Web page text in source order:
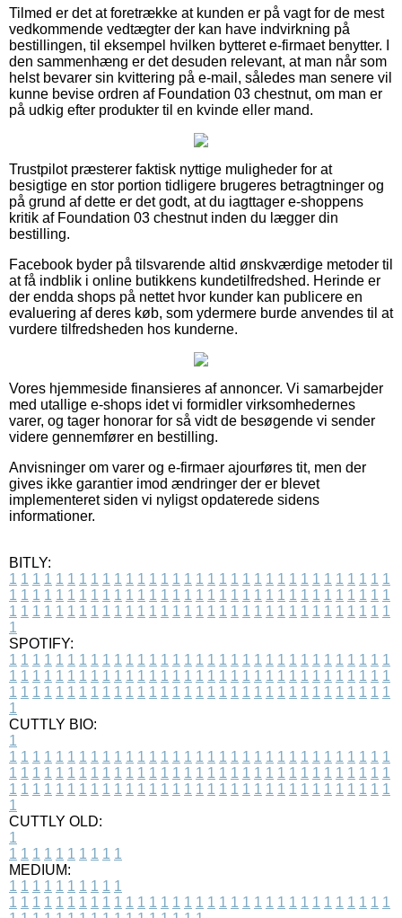
Tilmed er det at foretrække at kunden er på vagt for de mest
vedkommende vedtægter der kan have indvirkning på
bestillingen, til eksempel hvilken bytteret e-firmaet benytter. I
den sammenhæng er det desuden relevant, at man når som
helst bevarer sin kvittering på e-mail, således man senere vil
kunne bevise ordren af Foundation 03 chestnut, om man er
på udkig efter produkter til en kvinde eller mand.
Trustpilot præsterer faktisk nyttige muligheder for at
besigtige en stor portion tidligere brugeres betragtninger og
på grund af dette er det godt, at du iagttager e-shoppens
kritik af Foundation 03 chestnut inden du lægger din
bestilling.
Facebook byder på tilsvarende altid ønskværdige metoder til
at få indblik i online butikkens kundetilfredshed. Herinde er
der endda shops på nettet hvor kunder kan publicere en
evaluering af deres køb, som ydermere burde anvendes til at
vurdere tilfredsheden hos kunderne.
Vores hjemmeside finansieres af annoncer. Vi samarbejder
med utallige e-shops idet vi formidler virksomhedernes
varer, og tager honorar for så vidt de besøgende vi sender
videre gennemfører en bestilling.
Anvisninger om varer og e-firmaer ajourføres tit, men der
gives ikke garantier imod ændringer der er blevet
implementeret siden vi nyligst opdaterede sidens
informationer.
BITLY:
1 1 1 1 1 1 1 1 1 1 1 1 1 1 1 1 1 1 1 1 1 1 1 1 1 1 1 1 1 1 1 1 1
1 1 1 1 1 1 1 1 1 1 1 1 1 1 1 1 1 1 1 1 1 1 1 1 1 1 1 1 1 1 1 1 1
1 1 1 1 1 1 1 1 1 1 1 1 1 1 1 1 1 1 1 1 1 1 1 1 1 1 1 1 1 1 1 1 1
1
SPOTIFY:
1 1 1 1 1 1 1 1 1 1 1 1 1 1 1 1 1 1 1 1 1 1 1 1 1 1 1 1 1 1 1 1 1
1 1 1 1 1 1 1 1 1 1 1 1 1 1 1 1 1 1 1 1 1 1 1 1 1 1 1 1 1 1 1 1 1
1 1 1 1 1 1 1 1 1 1 1 1 1 1 1 1 1 1 1 1 1 1 1 1 1 1 1 1 1 1 1 1 1
1
CUTTLY BIO:
1
1 1 1 1 1 1 1 1 1 1 1 1 1 1 1 1 1 1 1 1 1 1 1 1 1 1 1 1 1 1 1 1 1
1 1 1 1 1 1 1 1 1 1 1 1 1 1 1 1 1 1 1 1 1 1 1 1 1 1 1 1 1 1 1 1 1
1 1 1 1 1 1 1 1 1 1 1 1 1 1 1 1 1 1 1 1 1 1 1 1 1 1 1 1 1 1 1 1 1
1
CUTTLY OLD:
1
1 1 1 1 1 1 1 1 1 1
MEDIUM:
1 1 1 1 1 1 1 1 1 1
1 1 1 1 1 1 1 1 1 1 1 1 1 1 1 1 1 1 1 1 1 1 1 1 1 1 1 1 1 1 1 1 1